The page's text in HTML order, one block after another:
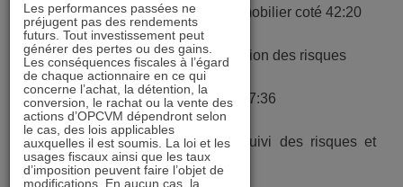
1) Présentation du secteur de l’immobilier coté 42:20
2) Typologie de biens et mutualisation des risques
3) Les atouts de l’immobilier coté 47:36
4) Les atouts d’IMOBILIER 21, suivi des risques et
indicateurs propriétaires 48:00
Les performances passées ne
préjugent pas des rendements
futurs. Tout investissement peut
générer des pertes ou des gains.
Les conséquences fiscales à l’égard
de chaque actionnaire en ce qui
concerne l’achat, la détention, la
conversion, le rachat ou la vente des
actions d’OPCVM dépendront selon
le cas, des lois applicables
auxquelles il est soumis. La loi et les
usages fiscaux ainsi que les taux
d’imposition peuvent faire l’objet de
modifications. En aucun cas, la